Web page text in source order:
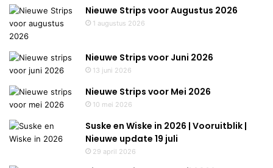
Nieuwe Strips voor Augustus 2026
1 augustus 2026
Nieuwe Strips voor Juni 2026
13 juni 2026
Nieuwe Strips voor Mei 2026
10 mei 2026
Suske en Wiske in 2026 | Vooruitblik |
Nieuwe update 19 juli
29 april 2026